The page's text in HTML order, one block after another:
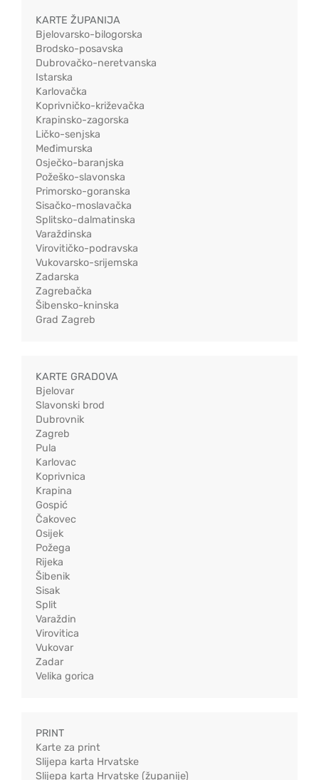
KARTE ŽUPANIJA
Bjelovarsko-bilogorska
Brodsko-posavska
Dubrovačko-neretvanska
Istarska
Karlovačka
Koprivničko-križevačka
Krapinsko-zagorska
Ličko-senjska
Međimurska
Osječko-baranjska
Požeško-slavonska
Primorsko-goranska
Sisačko-moslavačka
Splitsko-dalmatinska
Varaždinska
Virovitičko-podravska
Vukovarsko-srijemska
Zadarska
Zagrebačka
Šibensko-kninska
Grad Zagreb
KARTE GRADOVA
Bjelovar
Slavonski brod
Dubrovnik
Zagreb
Pula
Karlovac
Koprivnica
Krapina
Gospić
Čakovec
Osijek
Požega
Rijeka
Šibenik
Sisak
Split
Varaždin
Virovitica
Vukovar
Zadar
Velika gorica
PRINT
Karte za print
Slijepa karta Hrvatske
Slijepa karta Hrvatske (županije)